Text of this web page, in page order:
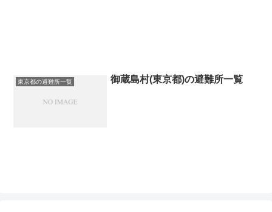
東京都の避難所一覧 御蔵島村(東京都)の避難所一覧